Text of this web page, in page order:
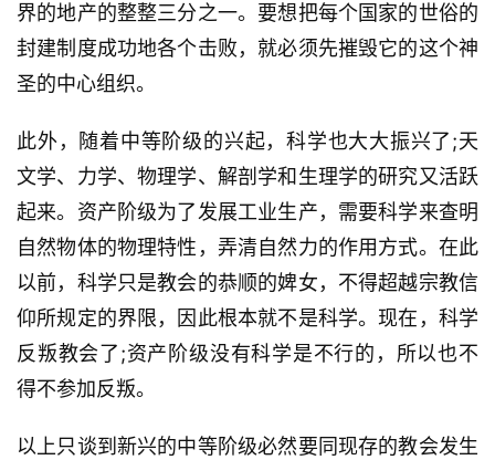
界的地产的整整三分之一。要想把每个国家的世俗的
封建制度成功地各个击败，就必须先摧毁它的这个神
圣的中心组织。
此外，随着中等阶级的兴起，科学也大大振兴了;天
文学、力学、物理学、解剖学和生理学的研究又活跃
起来。资产阶级为了发展工业生产，需要科学来查明
自然物体的物理特性，弄清自然力的作用方式。在此
以前，科学只是教会的恭顺的婢女，不得超越宗教信
仰所规定的界限，因此根本就不是科学。现在，科学
反叛教会了;资产阶级没有科学是不行的，所以也不
得不参加反叛。
以上只谈到新兴的中等阶级必然要同现存的教会发生